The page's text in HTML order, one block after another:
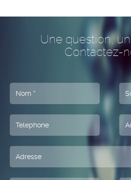
Une question,
Contactez-